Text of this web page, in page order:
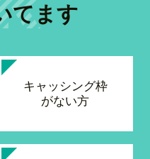
てます
キャッシング枠
がない方